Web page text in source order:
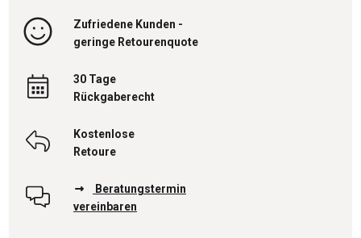
Zufriedene Kunden -
geringe Retourenquote
30 Tage
Rückgaberecht
Kostenlose
Retoure
Beratungstermin
vereinbaren